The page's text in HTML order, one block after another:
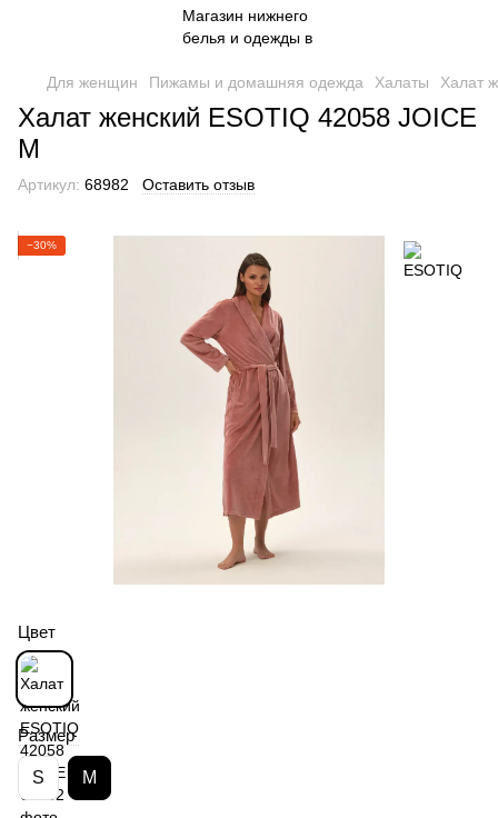
Для женщин Пижамы и домашняя одежда Халаты Халат
Халат женский ESOTIQ 42058 JOICE
M
Артикул: 68982 Оставить отзыв
−30%
Цвет
Размер
S M